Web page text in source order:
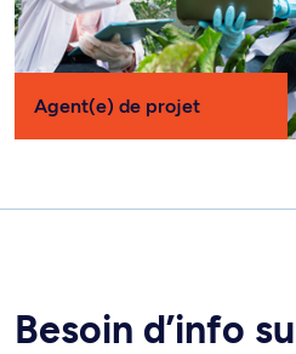
Agent(e) de projet
Besoin d’info